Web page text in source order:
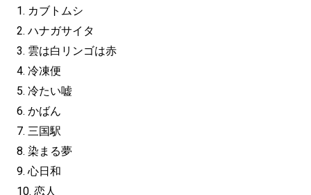
1. カブトムシ
2. ハナガサイタ
3. 雲は白リンゴは赤
4. 冷凍便
5. 冷たい嘘
6. かばん
7. 三国駅
8. 染まる夢
9. 心日和
10. 恋人